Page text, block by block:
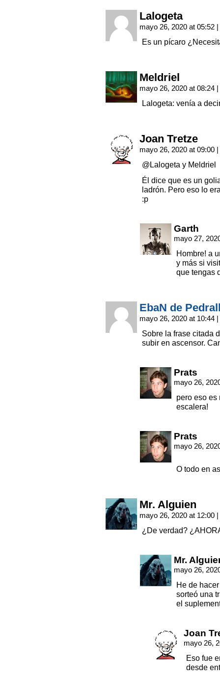
Lalogeta
mayo 26, 2020 at 05:52 |
Es un pícaro
Meldriel
mayo 26, 2020 at 08:24 |
Lalogeta: venía a
Joan Tretze
mayo 26, 2020 at 09:00 |
@Lalogeta y Meldriel
Él dice que es un
ladrón. Pero eso lo
:p
Garth
mayo 27,
Hombre! a
y más si
que tengas
EbaN de
mayo 26, 2020 at 10:44 |
Sobre la frase citada
subir en ascensor.
Prats
mayo 26,
pero eso es
escalera!
Prats
mayo 26,
O todo en
Mr. Alguien
mayo 26, 2020 at 12:00 |
¿De verdad?
Mr.
mayo 26,
He de
sorteó una
el
Joan
mayo 26,
Eso fue
desde